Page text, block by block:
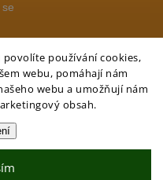
povolíte používání cookies,
webu, pomáhají nám
webu a umožňují nám
obsah.
práva vyhrazena.